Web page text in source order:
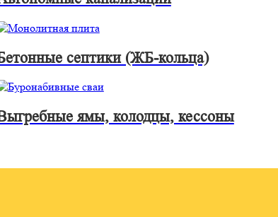
септики (ЖБ-кольца)
ямы, колодцы, кессоны